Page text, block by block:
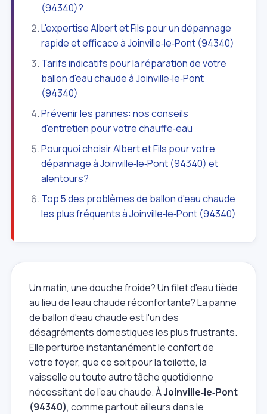
(94340)?
L'expertise Albert et Fils pour un dépannage
rapide et efficace à Joinville‑le‑Pont (94340)
Tarifs indicatifs pour la réparation de votre
ballon d'eau chaude à Joinville‑le‑Pont
(94340)
Prévenir les pannes: nos conseils
d'entretien pour votre chauffe‑eau
Pourquoi choisir Albert et Fils pour votre
dépannage à Joinville‑le‑Pont (94340) et
alentours?
Top 5 des problèmes de ballon d'eau chaude
les plus fréquents à Joinville‑le‑Pont (94340)
Un matin, une douche froide? Un filet d'eau tiède
au lieu de l'eau chaude réconfortante? La panne
de ballon d'eau chaude est l'un des
désagréments domestiques les plus frustrants.
Elle perturbe instantanément le confort de
votre foyer, que ce soit pour la toilette, la
vaisselle ou toute autre tâche quotidienne
nécessitant de l'eau chaude. ÀJoinville‑le‑Pont
(94340), comme partout ailleurs dans le